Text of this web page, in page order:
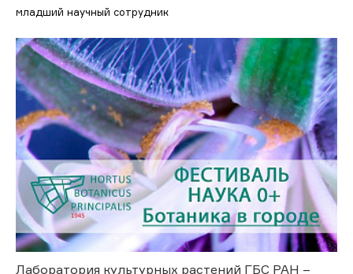
младший научный сотрудник
Лаборатория культурных растений ГБС РАН –